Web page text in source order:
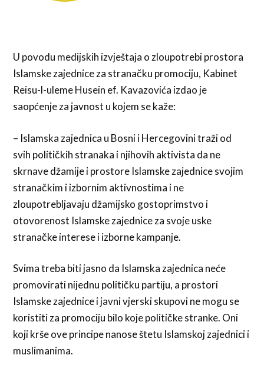
U povodu medijskih izvještaja o zloupotrebi prostora
Islamske zajednice za stranačku promociju, Kabinet
Reisu-l-uleme Husein ef. Kavazovića izdao je
saopćenje za javnost u kojem se kaže:
– Islamska zajednica u Bosni i Hercegovini traži od
svih političkih stranaka i njihovih aktivista da ne
skrnave džamije i prostore Islamske zajednice svojim
stranačkim i izbornim aktivnostima i ne
zloupotrebljavaju džamijsko gostoprimstvo i
otovorenost Islamske zajednice za svoje uske
stranačke interese i izborne kampanje.
Svima treba biti jasno da Islamska zajednica neće
promovirati nijednu političku partiju, a prostori
Islamske zajednice i javni vjerski skupovi ne mogu se
koristiti za promociju bilo koje političke stranke. Oni
koji krše ove principe nanose štetu Islamskoj zajednici i
muslimanima.